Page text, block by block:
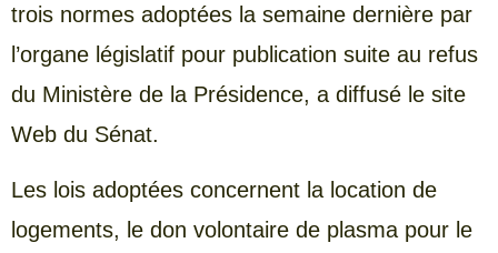
trois normes adoptées la semaine dernière par
l’organe législatif pour publication suite au refus
du Ministère de la Présidence, a diffusé le site
Web du Sénat.
Les lois adoptées concernent la location de
logements, le don volontaire de plasma pour le